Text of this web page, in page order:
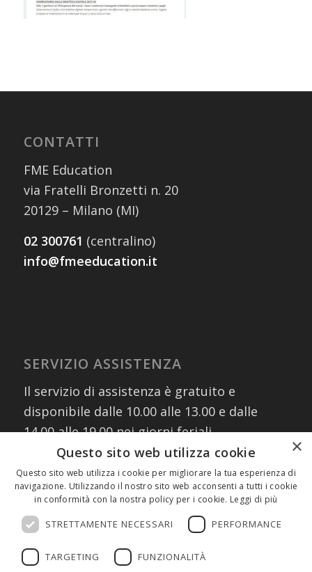
CONTATTI
FME Education
via Fratelli Bronzetti n. 20
20129 – Milano (MI)
02 300761 (centralino)
info@fmeeducation.it
SERVIZIO ASSISTENZA
Il servizio di assistenza è gratuito e
disponibile dalle 10.00 alle 13.00 e dalle
14.00 alle 19.00 nei giorni feriali
contattando i numeri:
02 30076303
327 8882745(assistenza WhatsApp)
oppure scrivendo a:
info@fmeeducation.it
×
Questo sito web utilizza cookie
Questo sito web utilizza i cookie per migliorare la tua esperienza di
navigazione. Utilizzando il nostro sito web acconsenti a tutti i cookie
in conformità con la nostra policy per i cookie. Leggi di più
STRETTAMENTE NECESSARI PERFORMANCE
TARGETING FUNZIONALITÀ